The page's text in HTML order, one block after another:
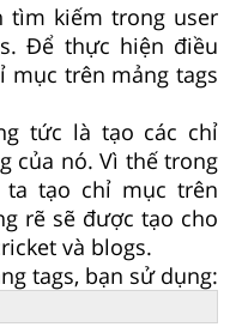
tìm kiếm trong user
Để thực hiện điều
mục trên mảng tags
tức là tạo các chỉ
của nó. Vì thế trong
ta tạo chỉ mục trên
rẽ sẽ được tạo cho
và blogs.
tags, bạn sử dụng: